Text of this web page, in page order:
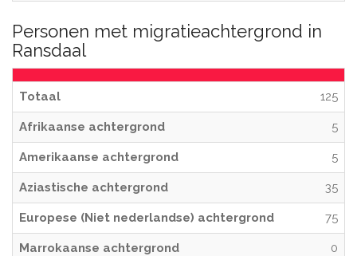
Personen met migratieachtergrond in
Ransdaal
Totaal 125
Afrikaanse achtergrond 5
Amerikaanse achtergrond 5
Aziastische achtergrond 35
Europese (Niet nederlandse) achtergrond 75
Marrokaanse achtergrond 0